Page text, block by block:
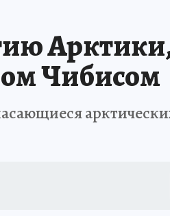
Чибисом